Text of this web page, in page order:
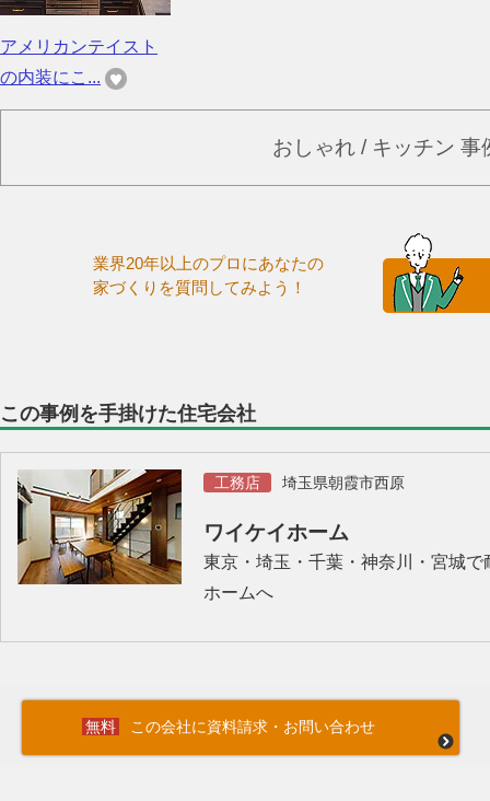
アメリカンテイスト
の内装にこ...
おしゃれ / キッチン
業界20年以上のプロにあなたの
家づくりを質問してみよう！
この事例を手掛けた住宅会社
工務店 埼玉県朝霞市西原
ワイケイホーム
東京・埼玉・千葉・神奈川・宮城
ホームへ
この会社に資料請求・お問い合わせ